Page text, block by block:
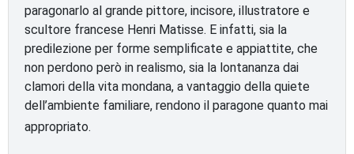
paragonarlo al grande pittore, incisore, illustratore e
scultore francese Henri Matisse. E infatti, sia la
predilezione per forme semplificate e appiattite, che
non perdono però in realismo, sia la lontananza dai
clamori della vita mondana, a vantaggio della quiete
dell’ambiente familiare, rendono il paragone quanto mai
appropriato.